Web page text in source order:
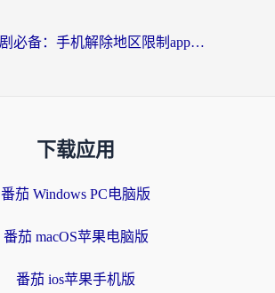
海外党追剧必备：手机解除地区限制app怎么选？解决央视视频&国内剧地区限制全指南
下载应用
番茄 Windows PC电脑版
番茄 macOS苹果电脑版
番茄 ios苹果手机版